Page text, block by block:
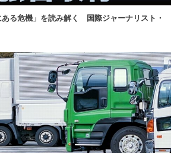
ある危機」を読み解く 国際ジャーナリスト・